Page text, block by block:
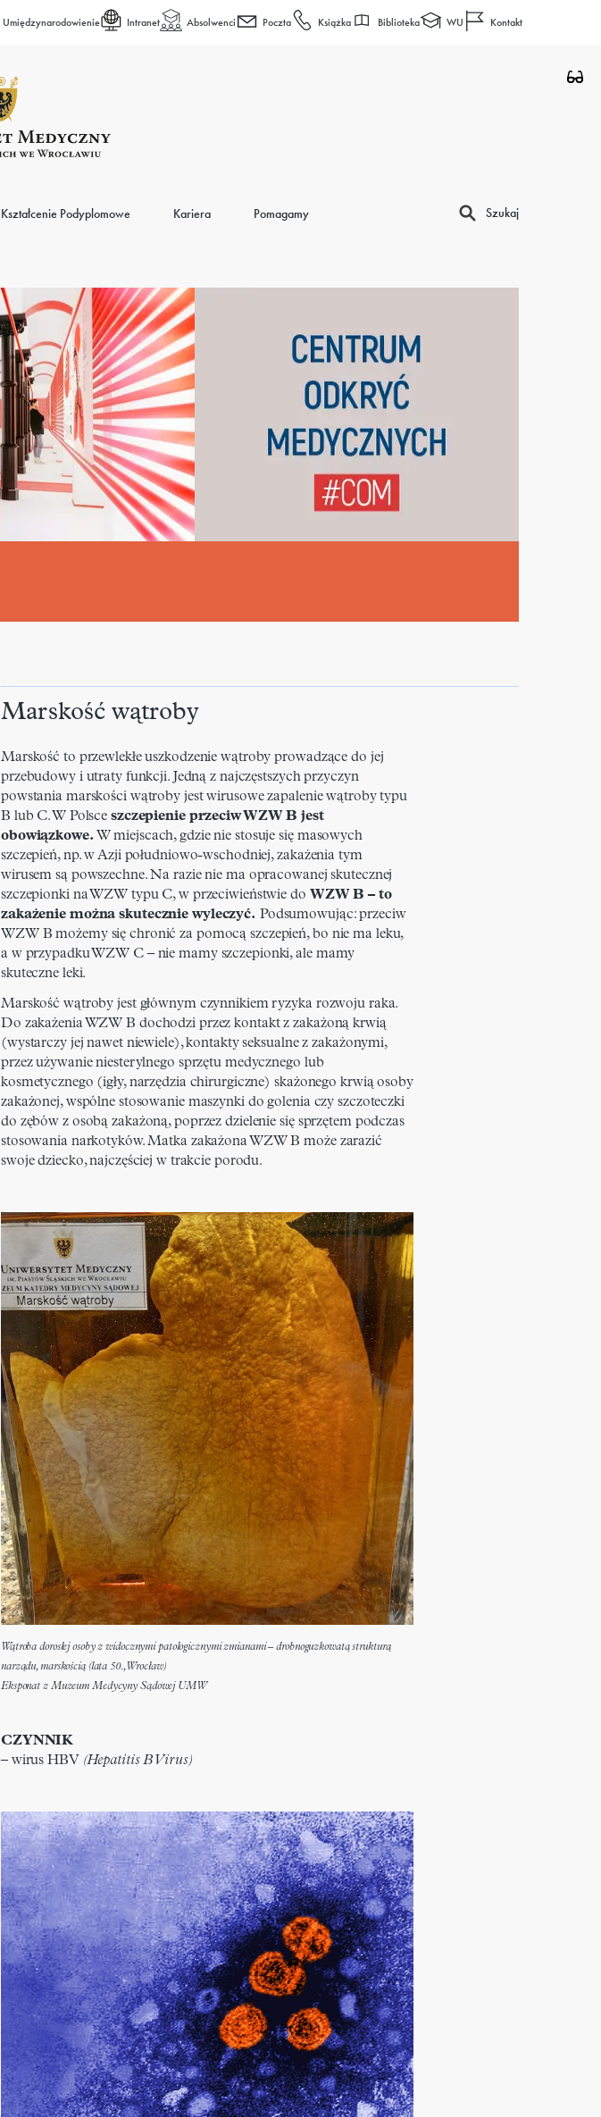
Umiędzynarodowienie Intranet Absolwenci Poczta Książka Biblioteka WU Kontakt
Kształcenie Podyplomowe Kariera Pomagamy Szukaj
Marskość wątroby
Marskość to przewlekłe uszkodzenie wątroby prowadzące do jej
przebudowy i utraty funkcji. Jedną z najczęstszych przyczyn
powstania marskości wątroby jest wirusowe zapalenie wątroby typu
B lub C. W Polsceszczepienie przeciw WZW B jest
obowiązkowe. W miejscach, gdzie nie stosuje się masowych
szczepień, np. w Azji południowo-wschodniej, zakażenia tym
wirusem są powszechne. Na razie nie ma opracowanej skutecznej
szczepionki na WZW typu C, w przeciwieństwie do WZW B – to
zakażenie można skutecznie wyleczyć. Podsumowując: przeciw
WZW B możemy się chronić za pomocą szczepień, bo nie ma leku,
a w przypadku WZW C – nie mamy szczepionki, ale mamy
skuteczne leki.
Marskość wątroby jest głównym czynnikiem ryzyka rozwoju raka.
Do zakażenia WZW B dochodzi przez kontakt z zakażoną krwią
(wystarczy jej nawet niewiele), kontakty seksualne z zakażonymi,
przez używanie niesterylnego sprzętu medycznego lub
kosmetycznego (igły, narzędzia chirurgiczne) skażonego krwią osoby
zakażonej, wspólne stosowanie maszynki do golenia czy szczoteczki
do zębów z osobą zakażoną, poprzez dzielenie się sprzętem podczas
stosowania narkotyków. Matka zakażona WZW B może zarazić
swoje dziecko, najczęściej w trakcie porodu.
Wątroba dorosłej osoby z widocznymi patologicznymi zmianami – drobnoguzkowatą strukturą
narządu, marskością (lata 50., Wrocław)
Eksponat z Muzeum Medycyny Sądowej UMW
CZYNNIK
– wirus HBV (Hepatitis B Virus)